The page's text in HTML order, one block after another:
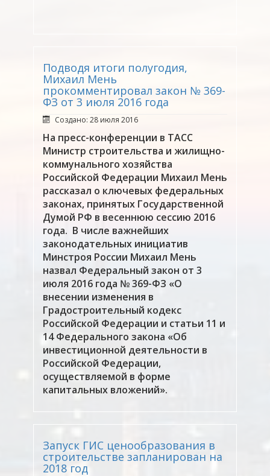
Подводя итоги полугодия,
Михаил Мень
прокомментировал закон № 369-
ФЗ от 3 июля 2016 года
Создано: 28 июля 2016
На пресс-конференции в ТАСС
Министр строительства и жилищно-
коммунального хозяйства
Российской Федерации Михаил Мень
рассказал о ключевых федеральных
законах, принятых Государственной
Думой РФ в весеннюю сессию 2016
года. В числе важнейших
законодательных инициатив
Минстроя России Михаил Мень
назвал Федеральный закон от 3
июля 2016 года № 369-ФЗ «О
внесении изменения в
Градостроительный кодекс
Российской Федерации и статьи 11 и
14 Федерального закона «Об
инвестиционной деятельности в
Российской Федерации,
осуществляемой в форме
капитальных вложений».
Запуск ГИС ценообразования в
строительстве запланирован на
2018 год